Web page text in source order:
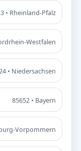
• Rheinland-Pfalz
Westfalen
• Niedersachsen
85652 • Bayern
Vorpommern